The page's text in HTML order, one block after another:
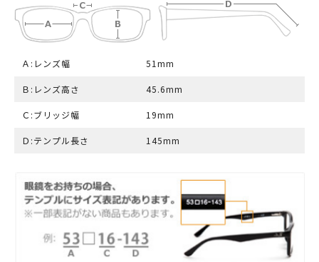
Ａ:レンズ幅 51mm
Ｂ:レンズ高さ 45.6mm
Ｃ:ブリッジ幅 19mm
Ｄ:テンプル長さ 145mm